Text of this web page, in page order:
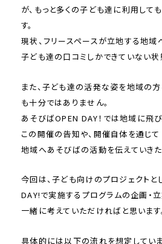
が、もっと多くの子ども達に利用して
す。
現状、フリースペースが立地する地域
子ども達の口コミしかできていない状
また、子ども達の活発な姿を地域の
も十分ではありません。
あそびばOPEN DAY！では地域に飛び
この開催の告知や、開催自体を通じて
地域へあそびばの活動を伝えていきた
今回は、子ども向けのプロジェクトと
DAY!で実施するプログラムの企画・
一緒に考えていただければと思います
具体的には以下の流れを想定していま